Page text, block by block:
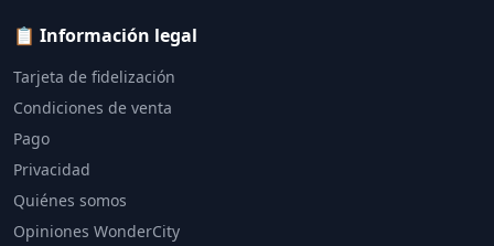
📋 Información legal
Tarjeta de fidelización
Condiciones de venta
Pago
Privacidad
Quiénes somos
Opiniones WonderCity